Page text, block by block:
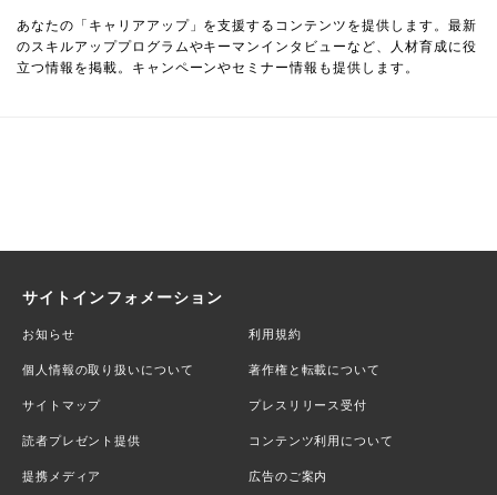
あなたの「キャリアアップ」を支援するコンテンツを提供します。最新
のスキルアッププログラムやキーマンインタビューなど、人材育成に役
立つ情報を掲載。キャンペーンやセミナー情報も提供します。
サイトインフォメーション
お知らせ 利用規約
個人情報の取り扱いについて 著作権と転載について
サイトマップ プレスリリース受付
読者プレゼント提供 コンテンツ利用について
提携メディア 広告のご案内